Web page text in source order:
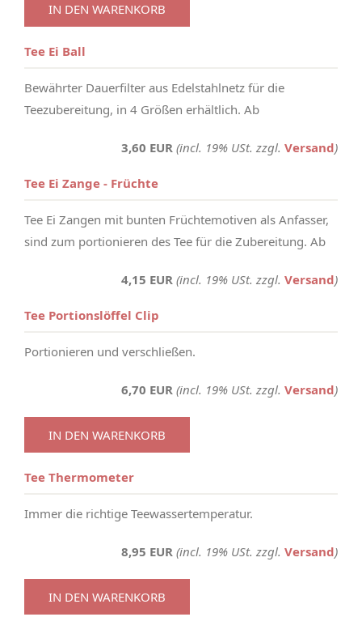
IN DEN WARENKORB
Tee Ei Ball
Bewährter Dauerfilter aus Edelstahlnetz für die
Teezubereitung, in 4 Größen erhältlich. Ab
3,60 EUR (incl. 19% USt. zzgl. Versand)
Tee Ei Zange - Früchte
Tee Ei Zangen mit bunten Früchtemotiven als Anfasser,
sind zum portionieren des Tee für die Zubereitung. Ab
4,15 EUR (incl. 19% USt. zzgl. Versand)
Tee Portionslöffel Clip
Portionieren und verschließen.
6,70 EUR (incl. 19% USt. zzgl. Versand)
IN DEN WARENKORB
Tee Thermometer
Immer die richtige Teewassertemperatur.
8,95 EUR (incl. 19% USt. zzgl. Versand)
IN DEN WARENKORB